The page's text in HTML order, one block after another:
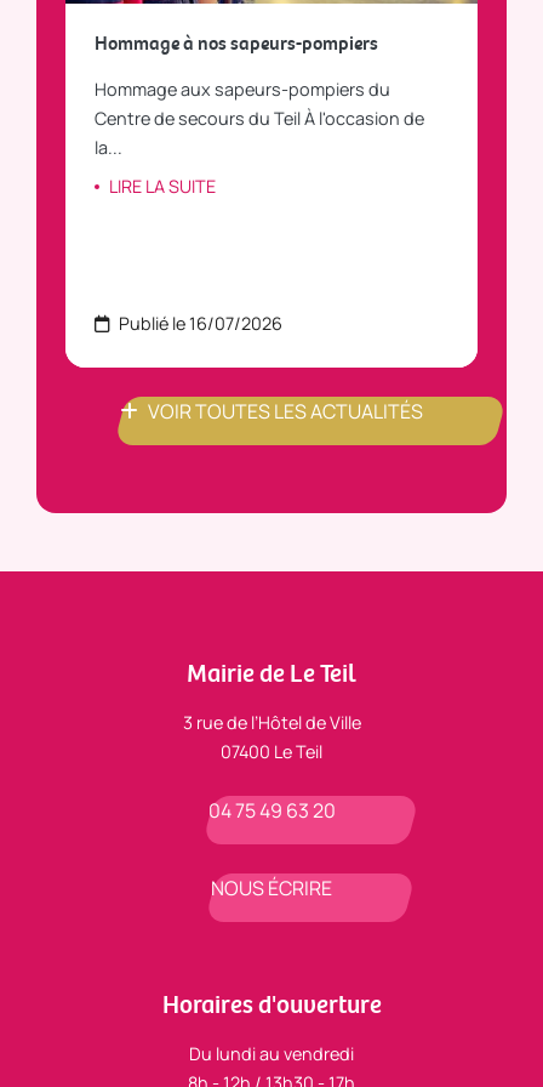
Hommage à nos sapeurs-pompiers
Hommage aux sapeurs-pompiers du
Centre de secours du Teil À l'occasion de
la...
LIRE LA SUITE
Publié le 16/07/2026
VOIR TOUTES LES ACTUALITÉS
Mairie de Le Teil
3 rue de l’Hôtel de Ville
07400 Le Teil
04 75 49 63 20
NOUS ÉCRIRE
Horaires d'ouverture
Du lundi au vendredi
8h - 12h / 13h30 - 17h